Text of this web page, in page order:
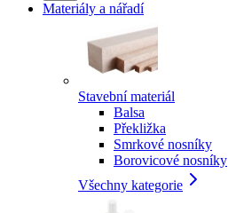
Materiály a nářadí
Stavební materiál
Balsa
Překližka
Smrkové nosníky
Borovicové nosníky
Všechny kategorie